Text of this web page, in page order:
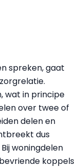
spreken, gaat
wat in principe
over twee of
delen en
dus
woningdelen
koppels